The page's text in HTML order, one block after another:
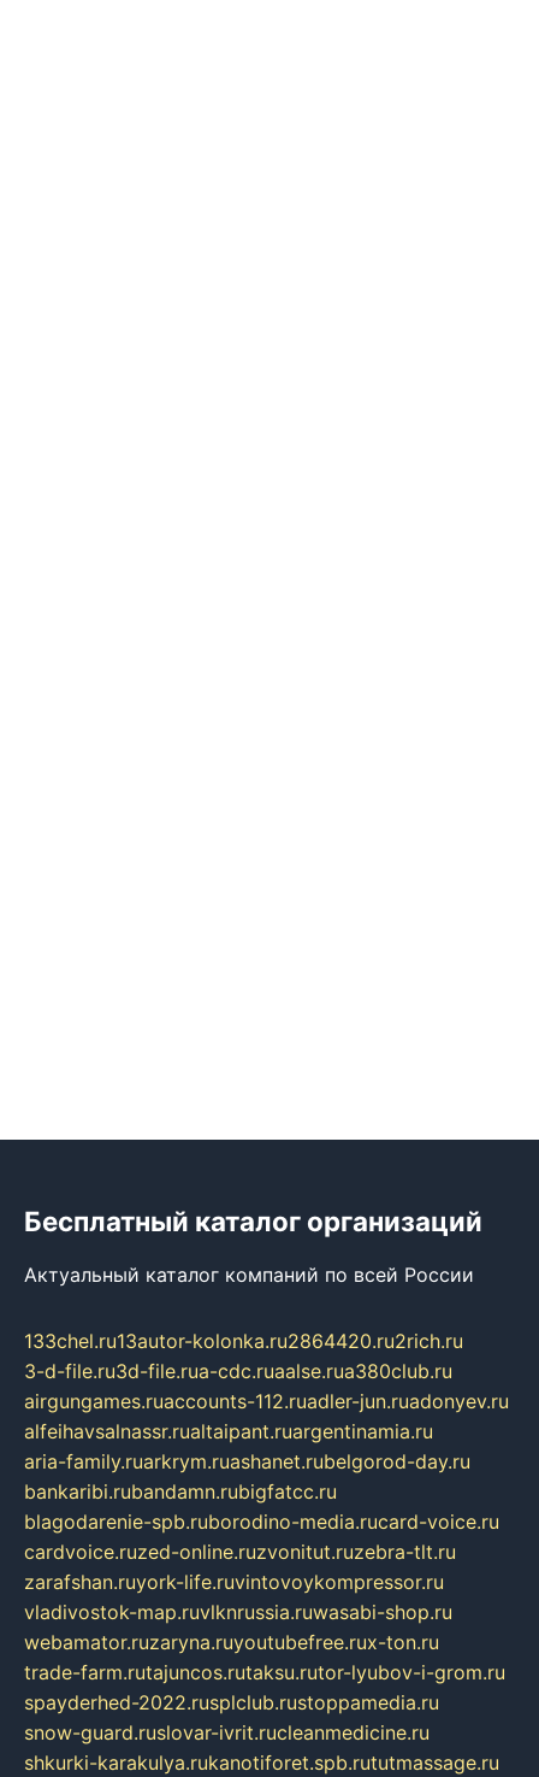
Бесплатный каталог организаций
Актуальный каталог компаний по всей России
133chel.ru13autor-kolonka.ru2864420.ru2rich.ru
3-d-file.ru3d-file.rua-cdc.ruaalse.rua380club.ru
airgungames.ruaccounts-112.ruadler-jun.ruadonyev.ru
alfeihavsalnassr.rualtaipant.ruargentinamia.ru
aria-family.ruarkrym.ruashanet.rubelgorod-day.ru
bankaribi.rubandamn.rubigfatcc.ru
blagodarenie-spb.ruborodino-media.rucard-voice.ru
cardvoice.ruzed-online.ruzvonitut.ruzebra-tlt.ru
zarafshan.ruyork-life.ruvintovoykompressor.ru
vladivostok-map.ruvlknrussia.ruwasabi-shop.ru
webamator.ruzaryna.ruyoutubefree.rux-ton.ru
trade-farm.rutajuncos.rutaksu.rutor-lyubov-i-grom.ru
spayderhed-2022.rusplclub.rustoppamedia.ru
snow-guard.ruslovar-ivrit.rucleanmedicine.ru
shkurki-karakulya.rukanotiforet.spb.rututmassage.ru